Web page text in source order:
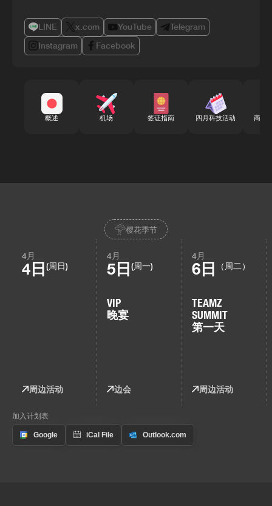
LINE x.com YouTube
Telegram
Instagram
Facebook
概述 机场 签证指南 四月科技活动 商务
樱花季节
4月
4日 (周日)
周边活动
4月
5日 (周一)
VIP
晚宴
边会
4月
6日 （周二）
TEAMZ
SUMMIT
第一天
周边活动
加入计划表